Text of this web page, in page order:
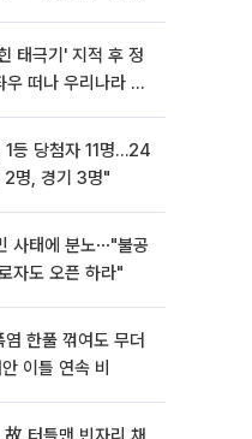
태극기' 지적 후 정
떠나 우리나라 국
등 당첨자 11명…24
2명, 경기 3명"
사태에 분노⋯"불공
자도 오픈 하라"
한풀 꺾여도 무더
이틀 연속 비